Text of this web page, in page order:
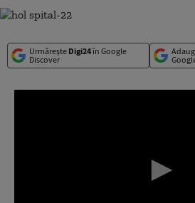
Urmărește Digi24în Google
Discover